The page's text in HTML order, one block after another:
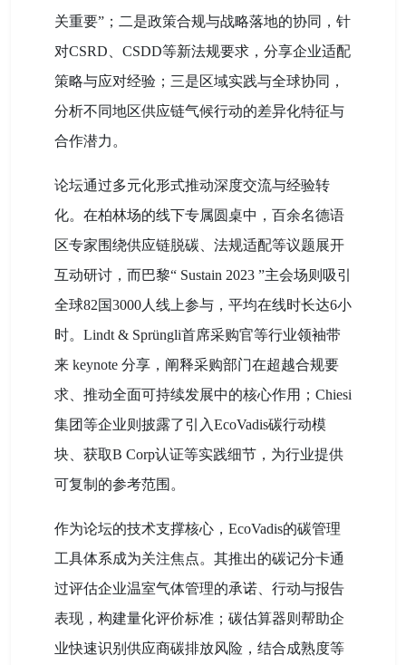
关重要”；二是政策合规与战略落地的协同，针
对CSRD、CSDD等新法规要求，分享企业适配
策略与应对经验；三是区域实践与全球协同，
分析不同地区供应链气候行动的差异化特征与
合作潜力。
论坛通过多元化形式推动深度交流与经验转
化。在柏林场的线下专属圆桌中，百余名德语
区专家围绕供应链脱碳、法规适配等议题展开
互动研讨，而巴黎“ Sustain 2023 ”主会场则吸引
全球82国3000人线上参与，平均在线时长达6小
时。Lindt & Sprüngli首席采购官等行业领袖带
来 keynote 分享，阐释采购部门在超越合规要
求、推动全面可持续发展中的核心作用；Chiesi
集团等企业则披露了引入EcoVadis碳行动模
块、获取B Corp认证等实践细节，为行业提供
可复制的参考范围。
作为论坛的技术支撑核心，EcoVadis的碳管理
工具体系成为关注焦点。其推出的碳记分卡通
过评估企业温室气体管理的承诺、行动与报告
表现，构建量化评价标准；碳估算器则帮助企
业快速识别供应商碳排放风险，结合成熟度等